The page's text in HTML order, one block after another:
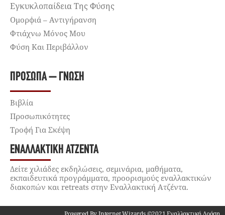
Εγκυκλοπαίδεια Της Φύσης
Ομορφιά – Αντιγήρανση
Φτιάχνω Μόνος Μου
Φύση Και Περιβάλλον
ΠΡΌΣΩΠΑ – ΓΝΏΣΗ
Βιβλία
Προσωπικότητες
Τροφή Για Σκέψη
ΕΝΑΛΛΑΚΤΙΚΉ ΑΤΖΈΝΤΑ
Δείτε χιλιάδες εκδηλώσεις, σεμινάρια, μαθήματα,
εκπαιδευτικά προγράμματα, προορισμούς εναλλακτικών
διακοπών και retreats στην Εναλλακτική Ατζέντα.